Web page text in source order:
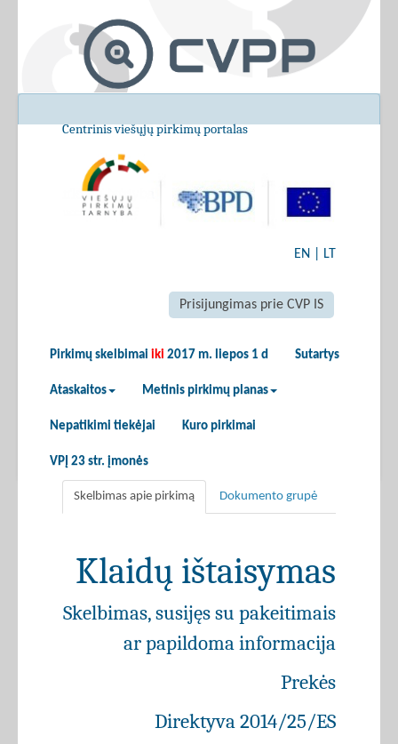
Centrinis viešųjų pirkimų portalas
EN LT
Prisijungimas prie CVP IS
Pirkimų skelbimai iki 2017 m. liepos 1 d Sutartys
Ataskaitos Metinis pirkimų planas
Nepatikimi tiekėjai Kuro pirkimai
VPĮ 23 str. įmonės
Skelbimas apie pirkimą Dokumento grupė
Klaidų ištaisymas
Skelbimas, susijęs su pakeitimais
ar papildoma informacija
Prekės
Direktyva 2014/25/ES